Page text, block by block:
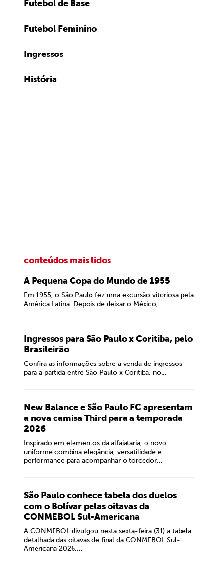
Futebol de Base
Futebol Feminino
Ingressos
História
conteúdos mais lidos
A Pequena Copa do Mundo de 1955
Em 1955, o São Paulo fez uma excursão vitoriosa pela
América Latina. Depois de deixar o México,...
Ingressos para São Paulo x Coritiba, pelo
Brasileirão
Confira as informações sobre a venda de ingressos
para a partida entre São Paulo x Coritiba, no...
New Balance e São Paulo FC apresentam
a nova camisa Third para a temporada
2026
Inspirado em elementos da alfaiataria, o novo
uniforme combina elegância, versatilidade e
performance para acompanhar o torcedor...
São Paulo conhece tabela dos duelos
com o Bolívar pelas oitavas da
CONMEBOL Sul-Americana
A CONMEBOL divulgou nesta sexta-feira (31) a tabela
detalhada das oitavas de final da CONMEBOL Sul-
Americana 2026....